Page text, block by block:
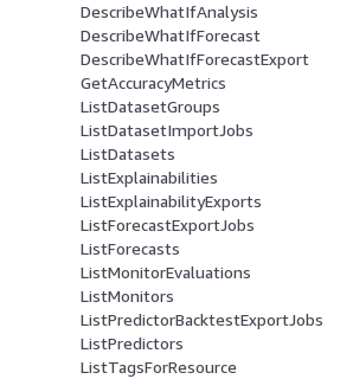
DescribeWhatIfAnalysis
DescribeWhatIfForecast
DescribeWhatIfForecastExport
GetAccuracyMetrics
ListDatasetGroups
ListDatasetImportJobs
ListDatasets
ListExplainabilities
ListExplainabilityExports
ListForecastExportJobs
ListForecasts
ListMonitorEvaluations
ListMonitors
ListPredictorBacktestExportJobs
ListPredictors
ListTagsForResource